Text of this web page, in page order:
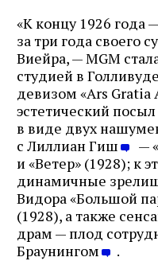
«К концу 1926 года
за три года своего
Виейра, — MGM
студией в
девизом «Ars Gratia
эстетический
в виде двух
с Лиллиан Гиш
—
и «Ветер» (1928); к
динамичные
Видора «Большой
(1928), а также
драм — плод
Браунингом
.